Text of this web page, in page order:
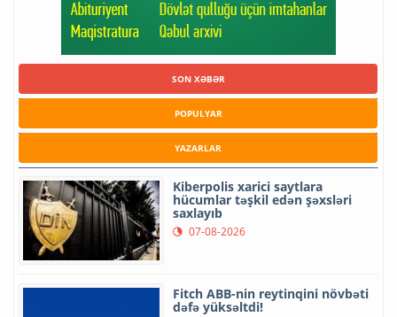
SON XƏBƏR
POPULYAR
YAZARLAR
Kiberpolis xarici saytlara
hücumlar təşkil edən şəxsləri
saxlayıb
07-08-2026
Fitch ABB-nin reytinqini növbəti
dəfə yüksəltdi!